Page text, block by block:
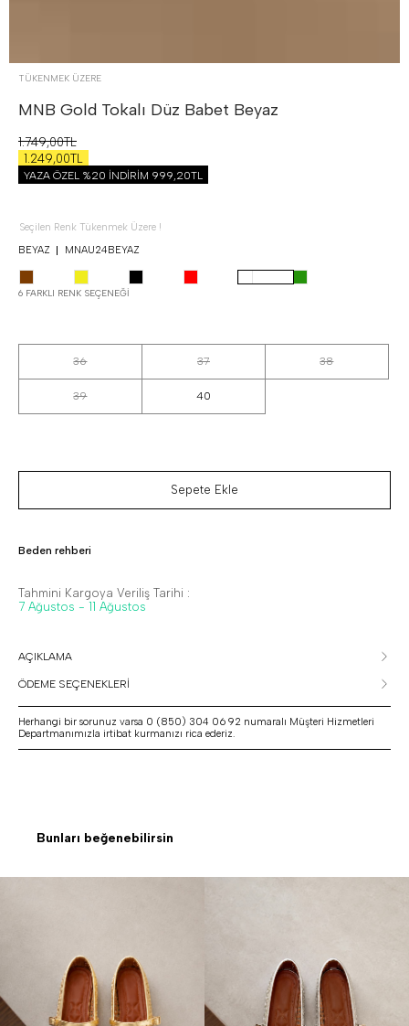
TÜKENMEK ÜZERE
MNB Gold Tokalı Düz Babet Beyaz
1.749,00TL
1.249,00TL
YAZA ÖZEL %20 İNDİRİM 999,20TL
Seçilen Renk Tükenmek Üzere !
BEYAZ
MNAU24BEYAZ
6 FARKLI RENK SEÇENEĞI
36 37 38
39 40
Sepete Ekle
Beden rehberi
Tahmini Kargoya Veriliş Tarihi :
7 Ağustos - 11 Ağustos
AÇIKLAMA
ÖDEME SEÇENEKLERİ
Herhangi bir sorunuz varsa 0 (850) 304 06 92 numaralı Müşteri Hizmetleri
Departmanımızla irtibat kurmanızı rica ederiz.
Bunları beğenebilirsin